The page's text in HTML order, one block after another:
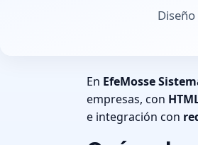
Diseño
En EfeMosse
empresas, con
e integración con